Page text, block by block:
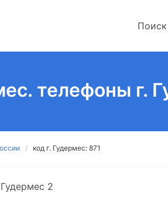
телефоны г.
код г. Гудермес: 871
2